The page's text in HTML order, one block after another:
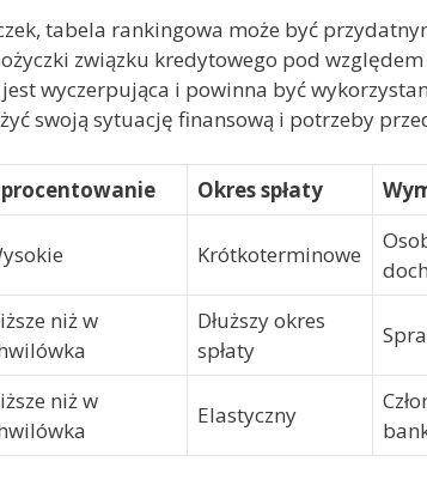
tabela rankingowa może być
związku kredytowego pod
wyczerpująca i powinna być
swoją sytuację finansową i potrzeby
Okres spłaty
Krótkoterminowe
niż w
Dłuższy okres
spłaty
niż w
Elastyczny